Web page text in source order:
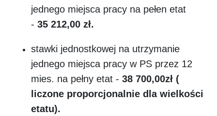
jednego miejsca pracy na pełen etat
- 35 212,00 zł.
stawki jednostkowej na utrzymanie
jednego miejsca pracy w PS przez 12
mies. na pełny etat - 38 700,00zł (
liczone proporcjonalnie dla wielkości
etatu).